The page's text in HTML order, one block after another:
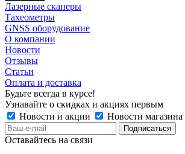
Лазерные сканеры
Тахеометры
GNSS оборудование
О компании
Новости
Отзывы
Статьи
Оплата и доставка
Будьте всегда в курсе!
Узнавайте о скидках и акциях первым
Новости и акции
Новости магазина
Оставайтесь на связи